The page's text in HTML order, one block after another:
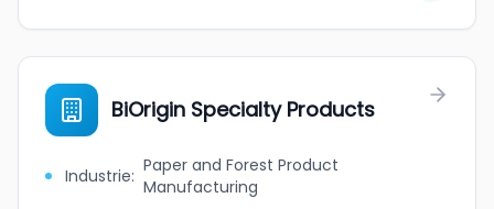
BiOrigin Specialty Products
Industrie: Paper and Forest Product
Manufacturing